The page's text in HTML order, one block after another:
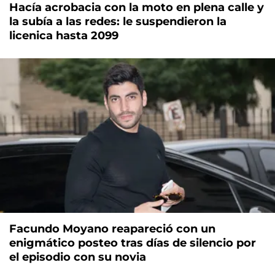
Hacía acrobacia con la moto en plena calle y
la subía a las redes: le suspendieron la
licenica hasta 2099
Facundo Moyano reapareció con un
enigmático posteo tras días de silencio por
el episodio con su novia